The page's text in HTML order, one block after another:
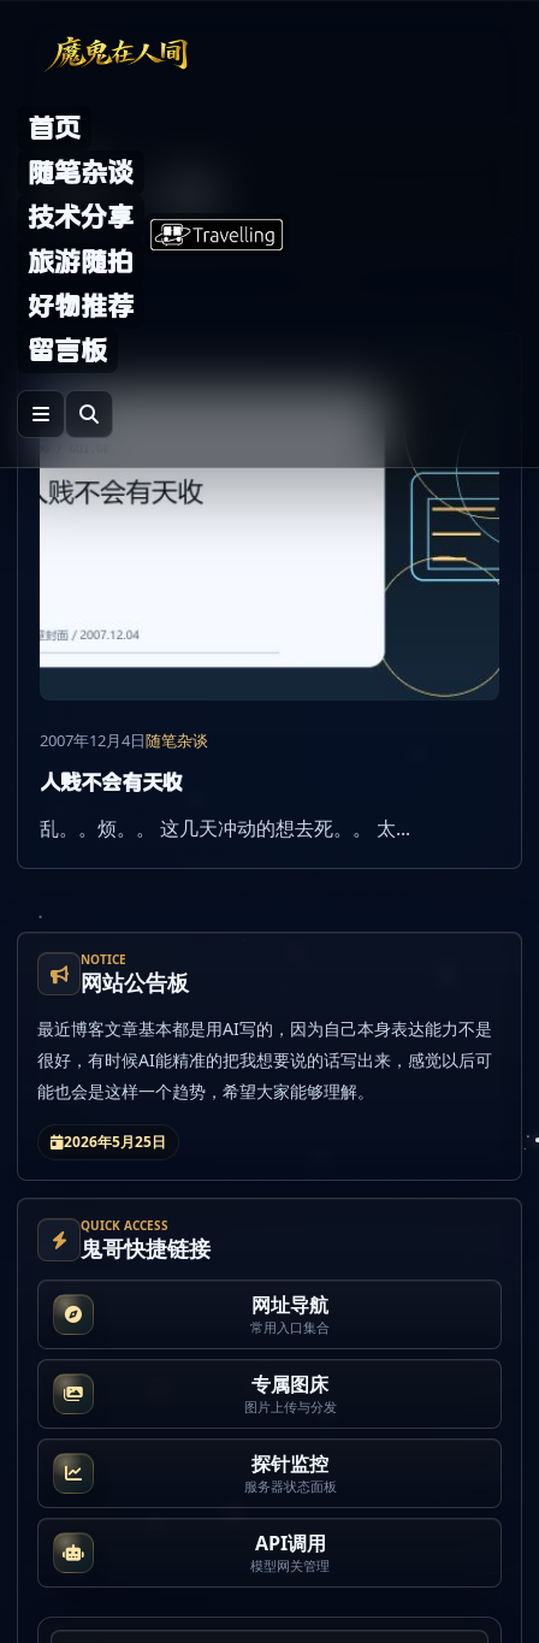
首页
随笔杂谈
技术分享
旅游随拍
好物推荐
留言板
Archive
标签：
NOTICE
网站公告板
最近博客文章基本都是用AI写的，因为自己本身表达能力不是
很好，有时候AI能精准的把我想要说的话写出来，感觉以后可
能也会是这样一个趋势，希望大家能够理解。
2026年5月25日
QUICK ACCESS
鬼哥快捷链接
网址导航
常用入口集合
专属图床
图片上传与分发
探针监控
服务器状态面板
API调用
模型网关管理
2007年12月4日随笔杂谈
人贱不会有天收
乱。。烦。。 这几天冲动的想去死。。 太...